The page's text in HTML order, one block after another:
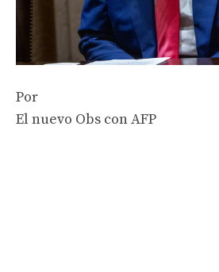
Por
El nuevo Obs con AFP